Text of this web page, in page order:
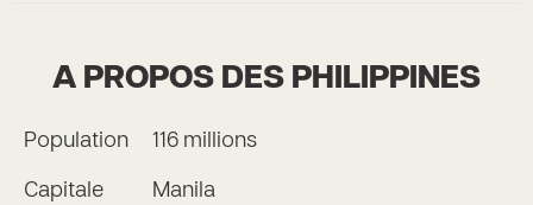
A PROPOS DES PHILIPPINES
Population 116 millions
Capitale Manila